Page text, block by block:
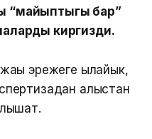
“майыптыгы бар”
киргизди.
эрежеге ылайык,
алыстан